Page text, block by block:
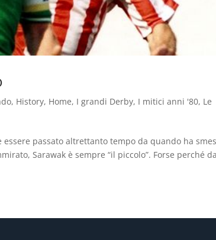
, History, Home, I grandi Derby, I mitici anni '80, Le
passato altrettanto tempo da quando ha
Sarawak è sempre “il piccolo”. Forse perché da